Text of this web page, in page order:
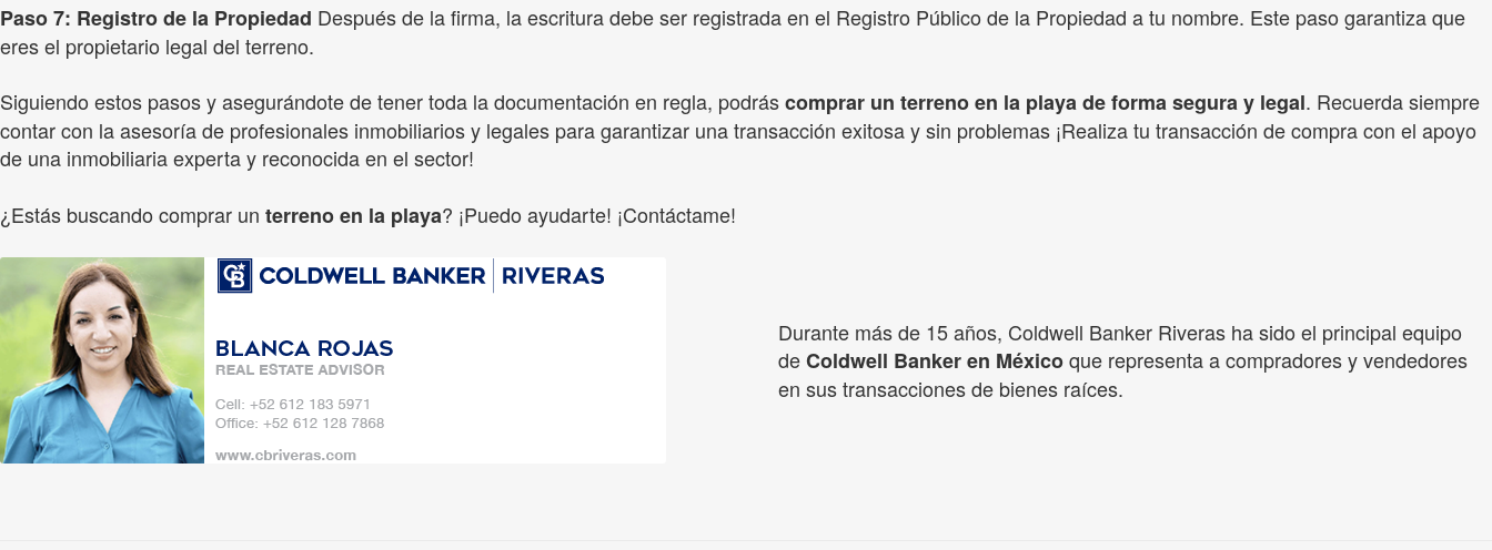
Paso 7: Registro de la Propiedad Después de la firma, la escritura debe ser registrada en el Registro Público de la Propiedad a tu nombre. Este paso garantiza que
eres el propietario legal del terreno.
Siguiendo estos pasos y asegurándote de tener toda la documentación en regla, podráscomprar un terreno en la playa de forma segura y legal. Recuerda siempre
contar con la asesoría de profesionales inmobiliarios y legales para garantizar una transacción exitosa y sin problemas ¡Realiza tu transacción de compra con el apoyo
de una inmobiliaria experta y reconocida en el sector!
¿Estás buscando comprar un terreno en la playa? ¡Puedo ayudarte! ¡Contáctame!
Durante más de 15 años, Coldwell Banker Riveras ha sido el principal equipo
deColdwell Banker en Méxicoque representa a compradores y vendedores
en sus transacciones de bienes raíces.